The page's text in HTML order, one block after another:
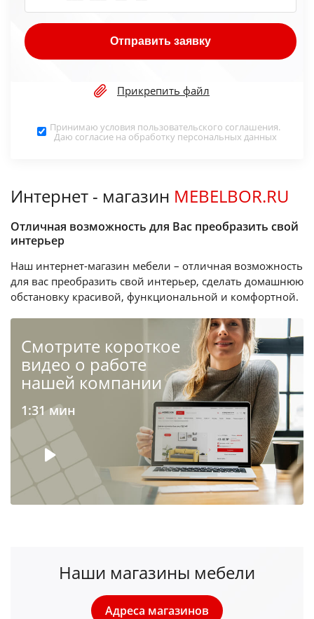
Отправить заявку
Прикрепить файл
Принимаю условия пользовательского соглашения.
Даю согласие на обработку персональных данных
Интернет - магазин MEBELBOR.RU
Отличная возможность для Вас преобразить свой
интерьер
Наш интернет-магазин мебели – отличная возможность
для вас преобразить свой интерьер, сделать домашнюю
обстановку красивой, функциональной и комфортной.
Cмотрите короткое
видео о работе
нашей компании
1:31 мин
Наши магазины мебели
Адреса магазинов